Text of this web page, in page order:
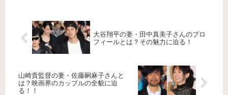
大谷翔平の妻・田中真美子さんのプロ
フィールとは？その魅力に迫る！
山崎貴監督の妻・佐藤嗣麻子さんと
は？映画界のカップルの全貌に迫
る！！